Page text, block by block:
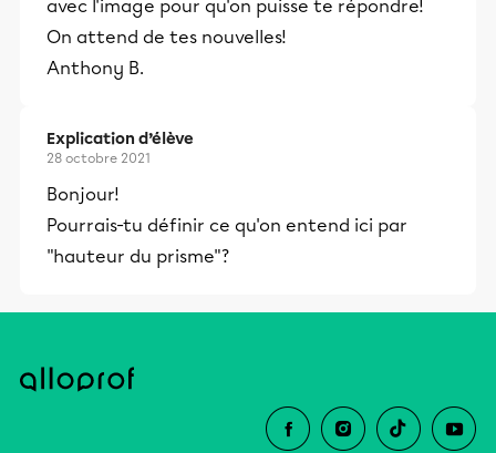
avec l'image pour qu'on puisse te répondre!
On attend de tes nouvelles!
Anthony B.
Explication d’élève
28 octobre 2021
Bonjour!
Pourrais-tu définir ce qu'on entend ici par
"hauteur du prisme"?